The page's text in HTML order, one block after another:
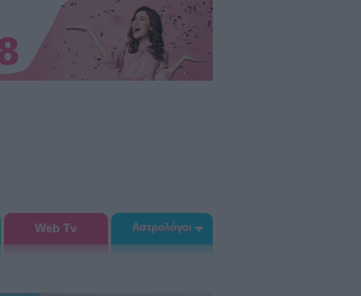
Web Tv Αστρολόγοι